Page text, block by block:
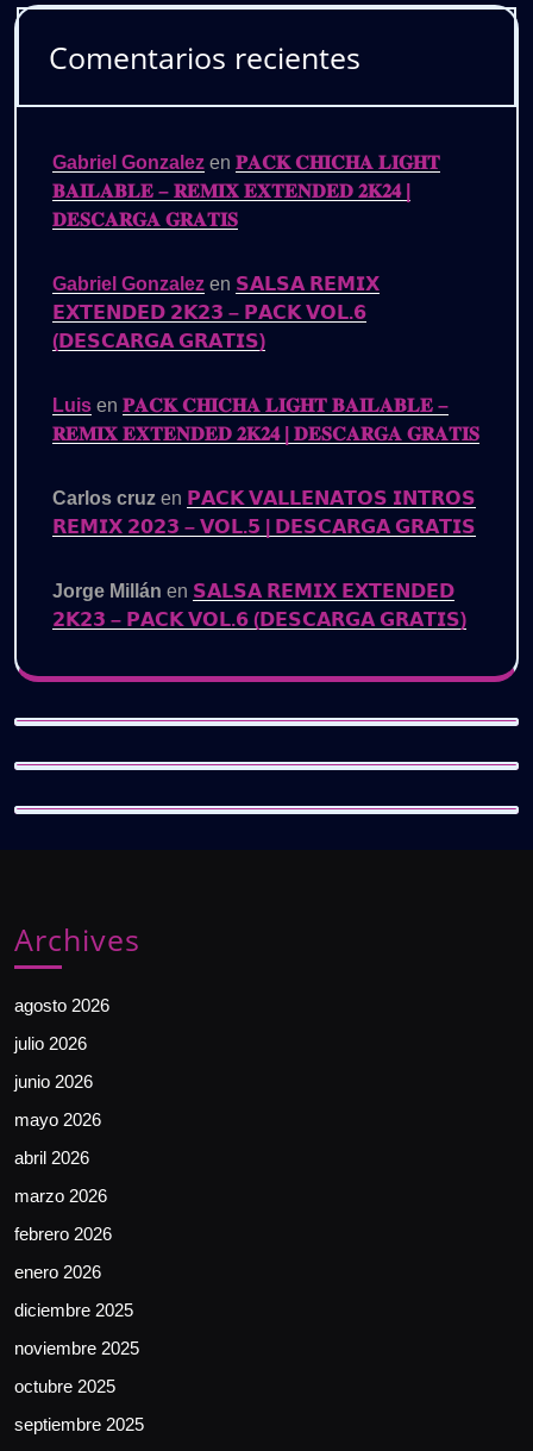
Comentarios recientes
Gabriel Gonzalez en 𝐏𝐀𝐂𝐊 𝐂𝐇𝐈𝐂𝐇𝐀 𝐋𝐈𝐆𝐇𝐓
𝐁𝐀𝐈𝐋𝐀𝐁𝐋𝐄 – 𝐑𝐄𝐌𝐈𝐗 𝐄𝐗𝐓𝐄𝐍𝐃𝐄𝐃 𝟐𝐊𝟐𝟒 |
𝐃𝐄𝐒𝐂𝐀𝐑𝐆𝐀 𝐆𝐑𝐀𝐓𝐈𝐒
Gabriel Gonzalez en 𝗦𝗔𝗟𝗦𝗔 𝗥𝗘𝗠𝗜𝗫
𝗘𝗫𝗧𝗘𝗡𝗗𝗘𝗗 𝟮𝗞𝟮𝟯 – 𝗣𝗔𝗖𝗞 𝗩𝗢𝗟.𝟲
(𝗗𝗘𝗦𝗖𝗔𝗥𝗚𝗔 𝗚𝗥𝗔𝗧𝗜𝗦)
Luis en 𝐏𝐀𝐂𝐊 𝐂𝐇𝐈𝐂𝐇𝐀 𝐋𝐈𝐆𝐇𝐓 𝐁𝐀𝐈𝐋𝐀𝐁𝐋𝐄 –
𝐑𝐄𝐌𝐈𝐗 𝐄𝐗𝐓𝐄𝐍𝐃𝐄𝐃 𝟐𝐊𝟐𝟒 | 𝐃𝐄𝐒𝐂𝐀𝐑𝐆𝐀 𝐆𝐑𝐀𝐓𝐈𝐒
Carlos cruz en 𝗣𝗔𝗖𝗞 𝗩𝗔𝗟𝗟𝗘𝗡𝗔𝗧𝗢𝗦 𝗜𝗡𝗧𝗥𝗢𝗦
𝗥𝗘𝗠𝗜𝗫 𝟮𝟬𝟮𝟯 – 𝗩𝗢𝗟.𝟱 | 𝗗𝗘𝗦𝗖𝗔𝗥𝗚𝗔 𝗚𝗥𝗔𝗧𝗜𝗦
Jorge Millán en 𝗦𝗔𝗟𝗦𝗔 𝗥𝗘𝗠𝗜𝗫 𝗘𝗫𝗧𝗘𝗡𝗗𝗘𝗗
𝟮𝗞𝟮𝟯 – 𝗣𝗔𝗖𝗞 𝗩𝗢𝗟.𝟲 (𝗗𝗘𝗦𝗖𝗔𝗥𝗚𝗔 𝗚𝗥𝗔𝗧𝗜𝗦)
Archives
agosto 2026
julio 2026
junio 2026
mayo 2026
abril 2026
marzo 2026
febrero 2026
enero 2026
diciembre 2025
noviembre 2025
octubre 2025
septiembre 2025